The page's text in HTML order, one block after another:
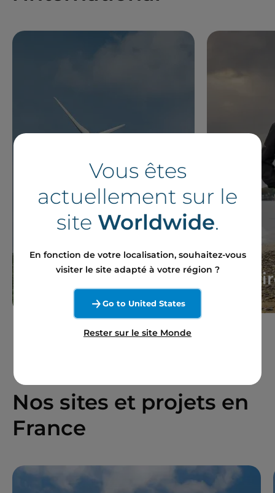
Actualités
Nos sites et projets en
France
Vous êtes
actuellement sur le
site Worldwide.
En fonction de votre localisation, souhaitez-vous
visiter le site adapté à votre région ?
Go to United States
Rester sur le site Monde